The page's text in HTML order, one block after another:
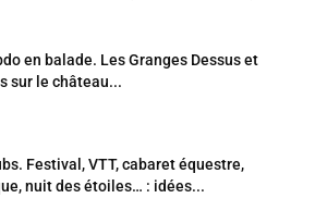
en balade. Les Granges Dessus et
sur le château...
Festival, VTT, cabaret équestre,
nuit des étoiles… : idées...